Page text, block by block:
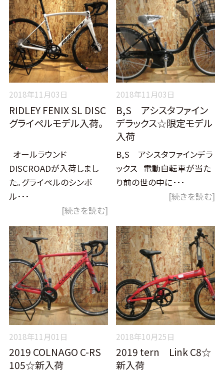
2018年11月03日
RIDLEY FENIX SL DISC
グライペルモデル入荷。
オールラウンド
DISCROADが入荷しまし
た。グライペルのシンボ
ル･･･
[続きを読む]
2018年11月03日
B,S アシスタファイン
デラックス☆限定モデル
入荷
B,S アシスタファインデラ
ックス 電動自転車が当た
り前の世の中に･･･
[続きを読む]
2018年11月01日
2019 COLNAGO C-RS
105☆新入荷
2018年10月25日
2019 tern Link C8☆
新入荷